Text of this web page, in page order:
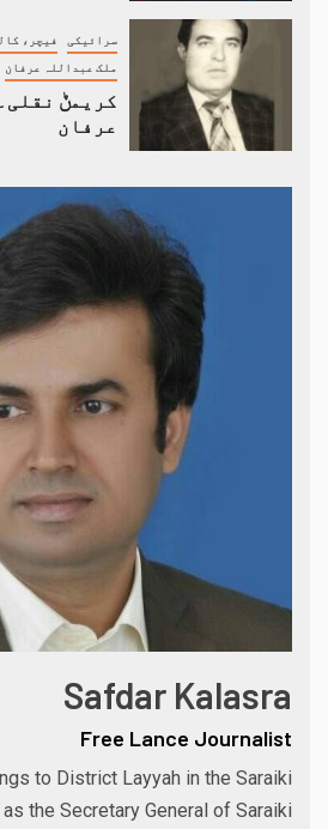
سرائیکی فیچر،
ملک عبداللہ عرفان
کریمݨ
عرفان
Safdar Kalasra
Free Lance Journalist
to District Layyah in the Saraiki
the Secretary General of Saraiki